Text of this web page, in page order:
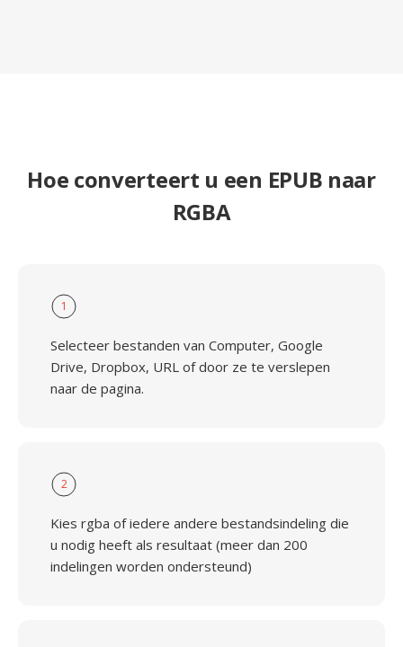
Hoe converteert u een EPUB naar
RGBA
1
Selecteer bestanden van Computer, Google
Drive, Dropbox, URL of door ze te verslepen
naar de pagina.
2
Kies rgba of iedere andere bestandsindeling die
u nodig heeft als resultaat (meer dan 200
indelingen worden ondersteund)